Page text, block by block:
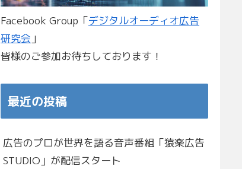
Facebook Group「デジタルオーディオ広告
研究会 」
皆様のご参加お待ちしております！
最近の投稿
広告のプロが世界を語る音声番組「猿楽広告
STUDIO」が配信スタート